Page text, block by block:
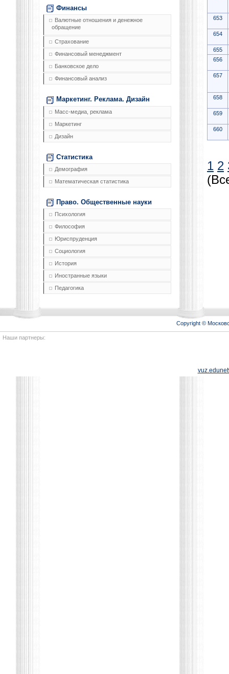
Финансы
Валютные отношения и денежное
обращение
Страхование
Финансовый менеджмент
Банковское дело
Финансовый анализ
Маркетинг. Реклама. Дизайн
Масс-медиа, реклама
Маркетинг
Дизайн
Статистика
Демография
Математическая статистика
Право. Общественные науки
Психология
Философия
Юриспруденция
Социология
История
Иностранные языки
Педагогика
653
654
655
656
657
658
659
660
1 2
Copyright ©
Наши партнеры: